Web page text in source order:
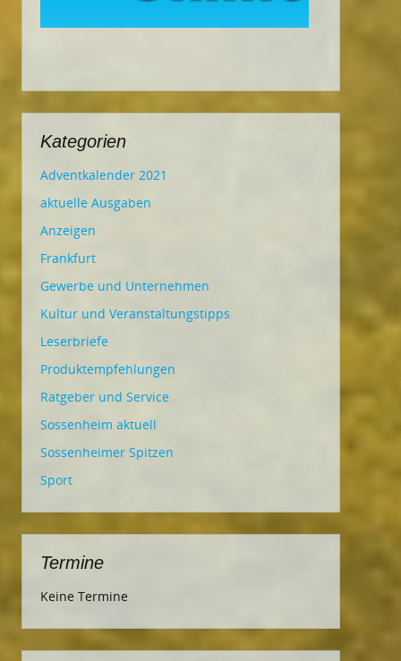
Kategorien
Adventkalender 2021
aktuelle Ausgaben
Anzeigen
Frankfurt
Gewerbe und Unternehmen
Kultur und Veranstaltungstipps
Leserbriefe
Produktempfehlungen
Ratgeber und Service
Sossenheim aktuell
Sossenheimer Spitzen
Sport
Termine
Keine Termine